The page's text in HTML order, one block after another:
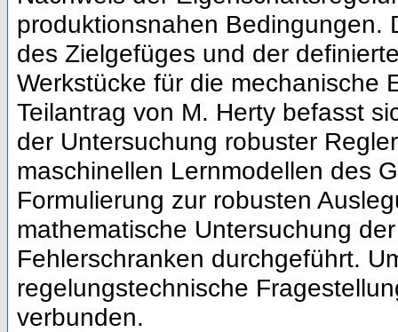
produktionsnahen Bedingungen.
des Zielgefüges und der
Werkstücke für die mechanische
Teilantrag von M. Herty befasst
der Untersuchung robuster
maschinellen Lernmodellen des
Formulierung zur robusten
mathematische Untersuchung
Fehlerschranken durchgeführt.
regelungstechnische
verbunden.